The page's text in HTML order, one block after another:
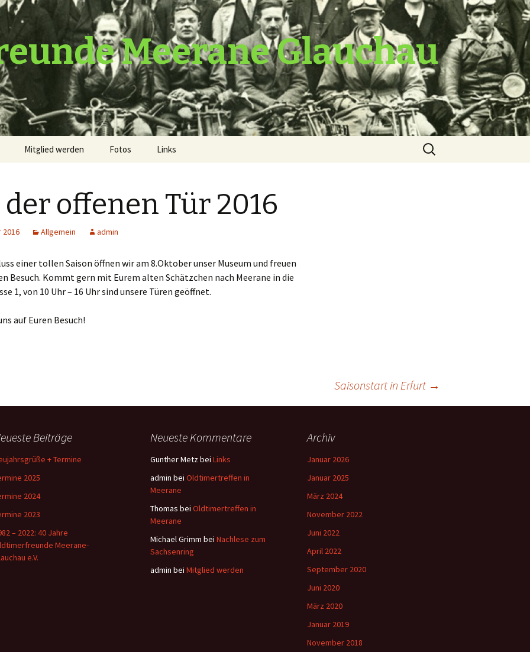
Meerane Glauchau
Mitglied werden Fotos Links
Suche
nach:
der offenen Tür 2016
2016 Allgemein admin
einer tollen Saison öffnen wir am 8.Oktober unser Museum und freuen
Besuch. Kommt gern mit Eurem alten Schätzchen nach Meerane in die
1, von 10 Uhr – 16 Uhr sind unsere Türen geöffnet.
auf Euren Besuch!
Saisonstart in Erfurt →
Beiträge
+ Termine
2025
2024
2023
– 2022: 40 Jahre
Meerane-
e.V.
Neueste Kommentare
Gunther Metzbei Links
admin bei Oldtimertreffen in
Meerane
Thomas bei Oldtimertreffen in
Meerane
Michael Grimm bei Nachlese zum
Sachsenring
admin bei Mitglied werden
Archiv
Januar 2026
Januar 2025
März 2024
November 2022
Juni 2022
April 2022
September 2020
Juni 2020
März 2020
Januar 2019
November 2018